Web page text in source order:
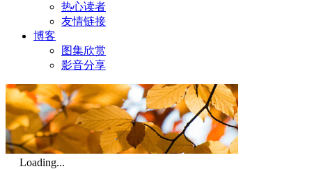
热心读者
友情链接
博客
图集欣赏
影音分享
Loading...